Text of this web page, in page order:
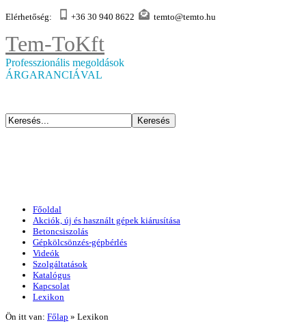
Elérhetőség: +36 30 940 8622 temto@temto.hu
Tem-ToKft
Professzionális megoldások
ÁRGARANCIÁVAL
Főoldal
Akciók, új és használt gépek kiárusítása
Betoncsiszolás
Gépkölcsönzés-gépbérlés
Videók
Szolgáltatások
Katalógus
Kapcsolat
Lexikon
Ön itt van: Főlap » Lexikon